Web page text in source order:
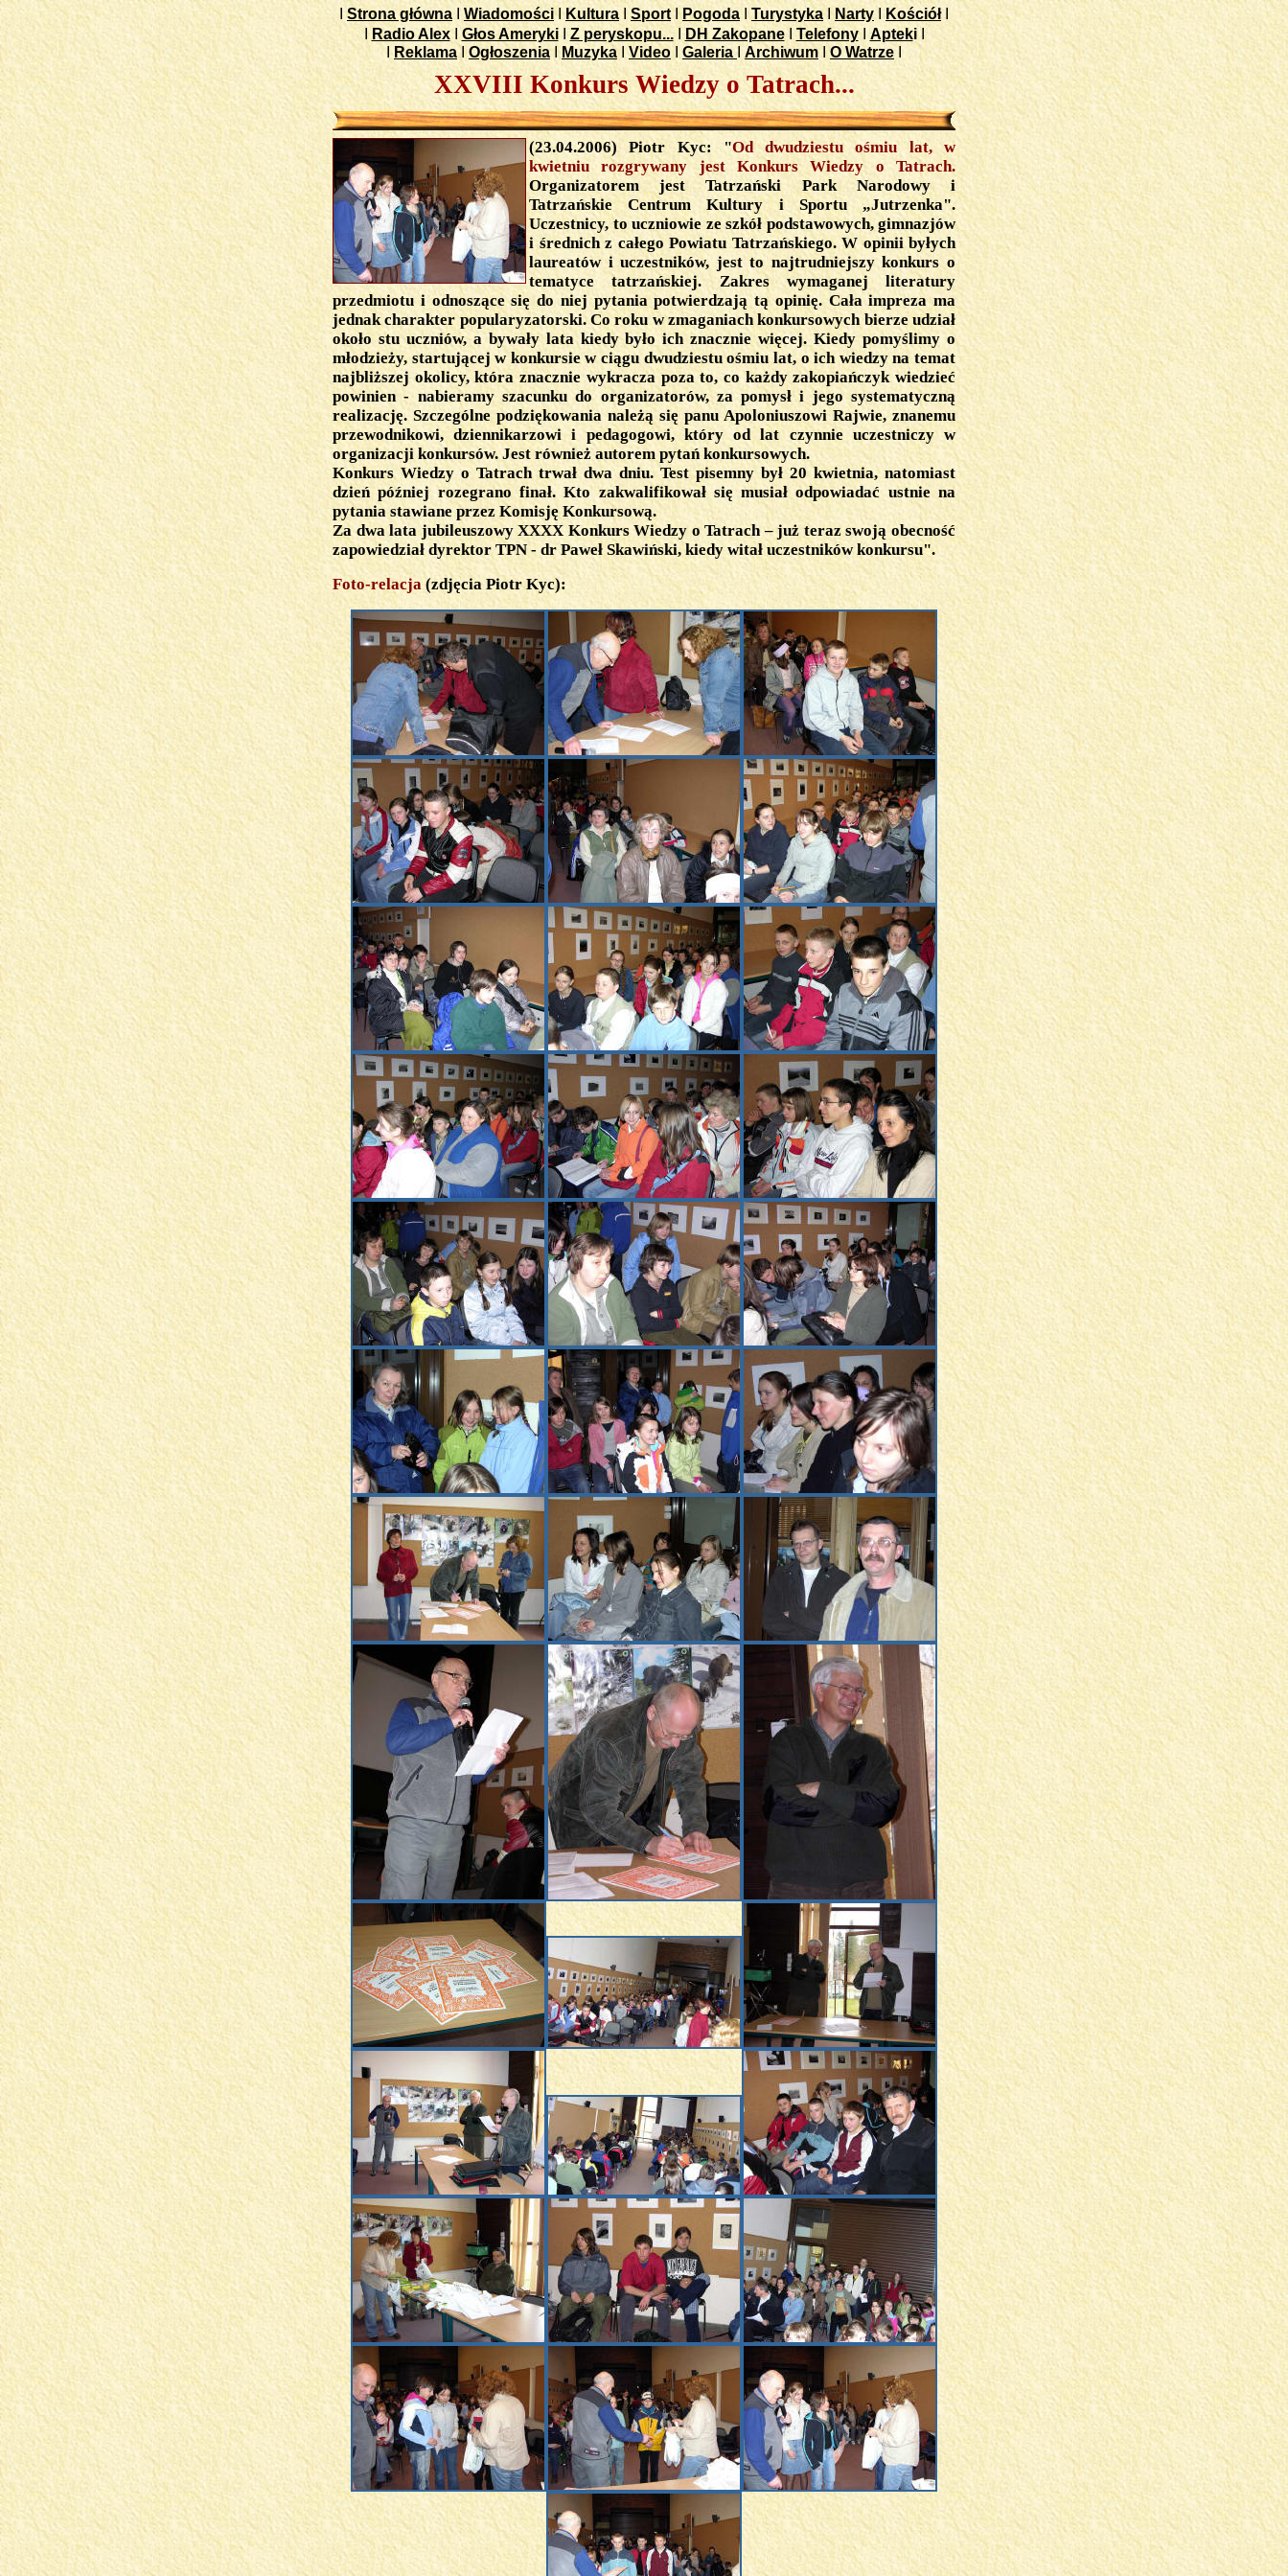
Strona główna Wiadomości Kultura Sport I Pogoda Turystyka I Narty Kościół
Radio Alex I Głos Ameryki Z peryskopu... DH ZakopaneI Telefony AptekiI
Reklama Ogłoszenia Muzyka Video Galeria Archiwum O Watrze
XXVIII Konkurs Wiedzy o Tatrach...
(23.04.2006) Piotr Kyc: "Od dwudziestu ośmiu lat, w
kwietniu rozgrywany jest Konkurs Wiedzy o Tatrach.
Organizatorem jest Tatrzański Park Narodowy i
Tatrzańskie Centrum Kultury i Sportu „Jutrzenka".
Uczestnicy, to uczniowie ze szkół podstawowych, gimnazjów
i średnich z całego Powiatu Tatrzańskiego. W opinii byłych
laureatów i uczestników, jest to najtrudniejszy konkurs o
tematyce tatrzańskiej. Zakres wymaganej literatury
przedmiotu i odnoszące się do niej pytania potwierdzają tą opinię. Cała impreza ma
jednak charakter popularyzatorski. Co roku w zmaganiach konkursowych bierze udział
około stu uczniów, a bywały lata kiedy było ich znacznie więcej. Kiedy pomyślimy o
młodzieży, startującej w konkursie w ciągu dwudziestu ośmiu lat, o ich wiedzy na temat
najbliższej okolicy, która znacznie wykracza poza to, co każdy zakopiańczyk wiedzieć
powinien - nabieramy szacunku do organizatorów, za pomysł i jego systematyczną
realizację. Szczególne podziękowania należą się panu Apoloniuszowi Rajwie, znanemu
przewodnikowi, dziennikarzowi i pedagogowi, który od lat czynnie uczestniczy w
organizacji konkursów. Jest również autorem pytań konkursowych.
Konkurs Wiedzy o Tatrach trwał dwa dniu. Test pisemny był 20 kwietnia, natomiast
dzień później rozegrano finał. Kto zakwalifikował się musiał odpowiadać ustnie na
pytania stawiane przez Komisję Konkursową.
Za dwa lata jubileuszowy XXXX Konkurs Wiedzy o Tatrach – już teraz swoją obecność
zapowiedział dyrektor TPN - dr Paweł Skawiński, kiedy witał uczestników konkursu".
Foto-relacja (zdjęcia Piotr Kyc):